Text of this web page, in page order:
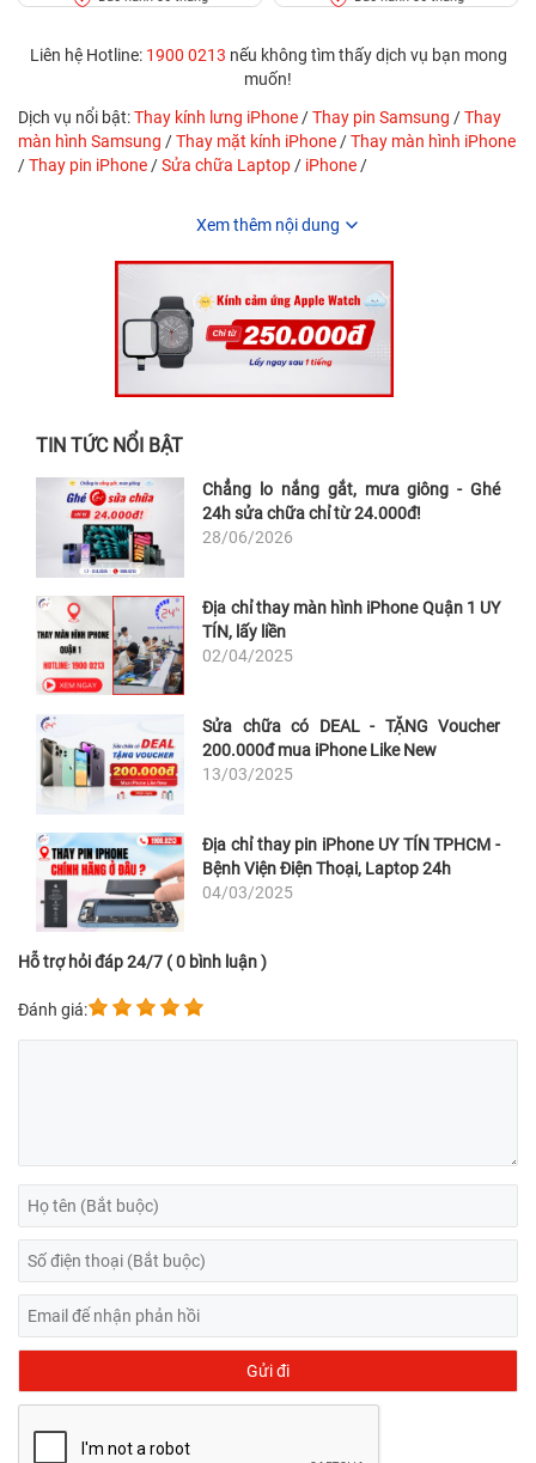
Liên hệ Hotline: 1900 0213 nếu không tìm thấy dịch vụ bạn mong
muốn!
Dịch vụ nổi bật:Thay kính lưng iPhone /Thay pin Samsung /Thay
màn hình Samsung /Thay mặt kính iPhone /Thay màn hình iPhone
/Thay pin iPhone /Sửa chữa Laptop / iPhone /
Xem thêm nội dung
TIN TỨC NỔI BẬT
Chẳng lo nắng gắt, mưa giông - Ghé
24h sửa chữa chỉ từ 24.000đ!
28/06/2026
Địa chỉ thay màn hình iPhone Quận 1 UY
TÍN, lấy liền
02/04/2025
Sửa chữa có DEAL - TẶNG Voucher
200.000đ mua iPhone Like New
13/03/2025
Địa chỉ thay pin iPhone UY TÍN TPHCM -
Bệnh Viện Điện Thoại, Laptop 24h
04/03/2025
Hỗ trợ hỏi đáp 24/7 ( 0 bình luận )
Đánh giá: